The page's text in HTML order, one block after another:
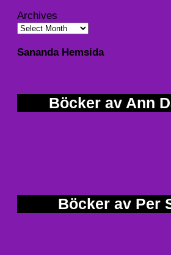
Archives
Sananda Hemsida
Böcker av Ann
Böcker av Per